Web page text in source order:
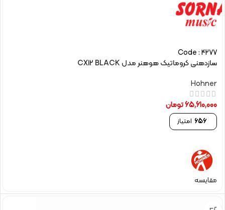
Code : 4277
سازدهنی کروماتیک هوهنر مدل CX12 BLACK
Hohner
65,610,000تومان
656 امتیاز
مقایسه